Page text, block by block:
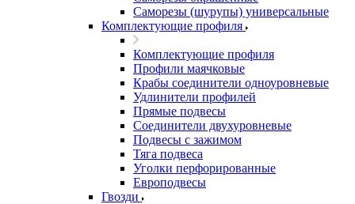
Саморезы (шурупы) универсальные
Комплектующие профиля
Комплектующие профиля
Профили маячковые
Крабы соединители одноуровневые
Удлинители профилей
Прямые подвесы
Соединители двухуровневые
Подвесы с зажимом
Тяга подвеса
Уголки перфорированные
Европодвесы
Гвозди